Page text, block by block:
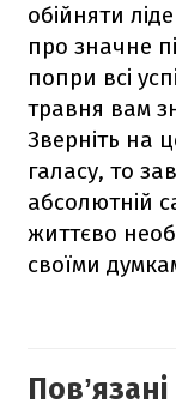
обійняти
про значне
попри всі
травня вам
Зверніть на
галасу, то
абсолютній
життєво
своїми